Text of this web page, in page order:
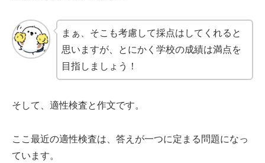
まぁ、そこも考慮して採点はしてくれると
思いますが、とにかく学校の成績は満点を
目指しましょう！
そして、適性検査と作文です。
ここ最近の適性検査は、答えが一つに定まる問題になっ
ています。